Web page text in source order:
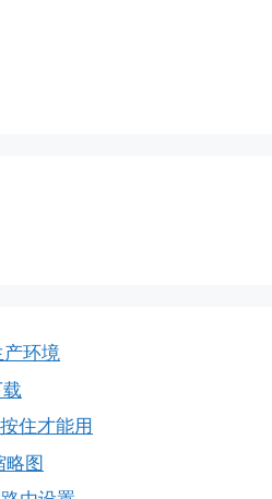
环境
住才能用
略图